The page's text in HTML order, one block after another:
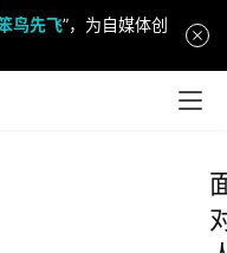
鸟先飞”，为自媒体创